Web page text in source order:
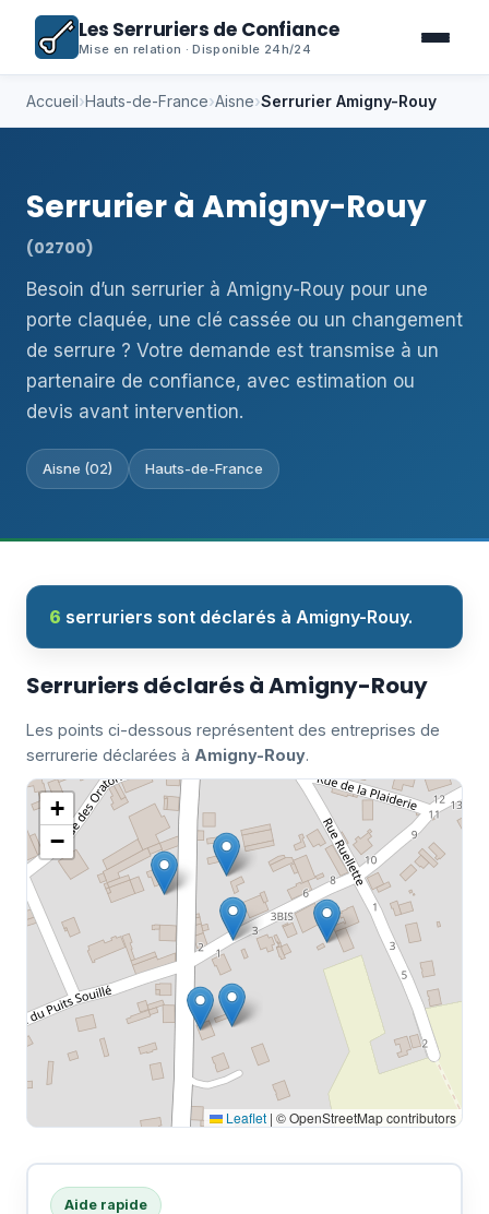
Les Serruriers de Confiance
Mise en relation · Disponible 24h/24
Accueil›Hauts-de-France›Aisne›Serrurier Amigny-Rouy
Serrurier à Amigny-Rouy
(02700)
Besoin d’un serrurier à Amigny-Rouy pour une
porte claquée, une clé cassée ou un changement
de serrure ? Votre demande est transmise à un
partenaire de confiance, avec estimation ou
devis avant intervention.
Aisne (02) Hauts-de-France
6 serruriers sont déclarés à Amigny-Rouy.
Serruriers déclarés à Amigny-Rouy
Les points ci-dessous représentent des entreprises de
serrurerie déclarées à Amigny-Rouy.
+
−
Leaflet | © OpenStreetMap contributors
Aide rapide